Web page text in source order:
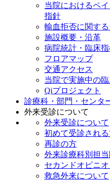
当院におけるペ
指針
輸血拒否に関す
施設概要・沿革
病院統計・臨床
フロアマップ
交通アクセス
当院で実施中の
Qiプロジェクト
診療科・部門・センタ
外来受診について
外来受診について
初めて受診され
再診の方
外来診療科別担
セカンドオピニ
救急外来について